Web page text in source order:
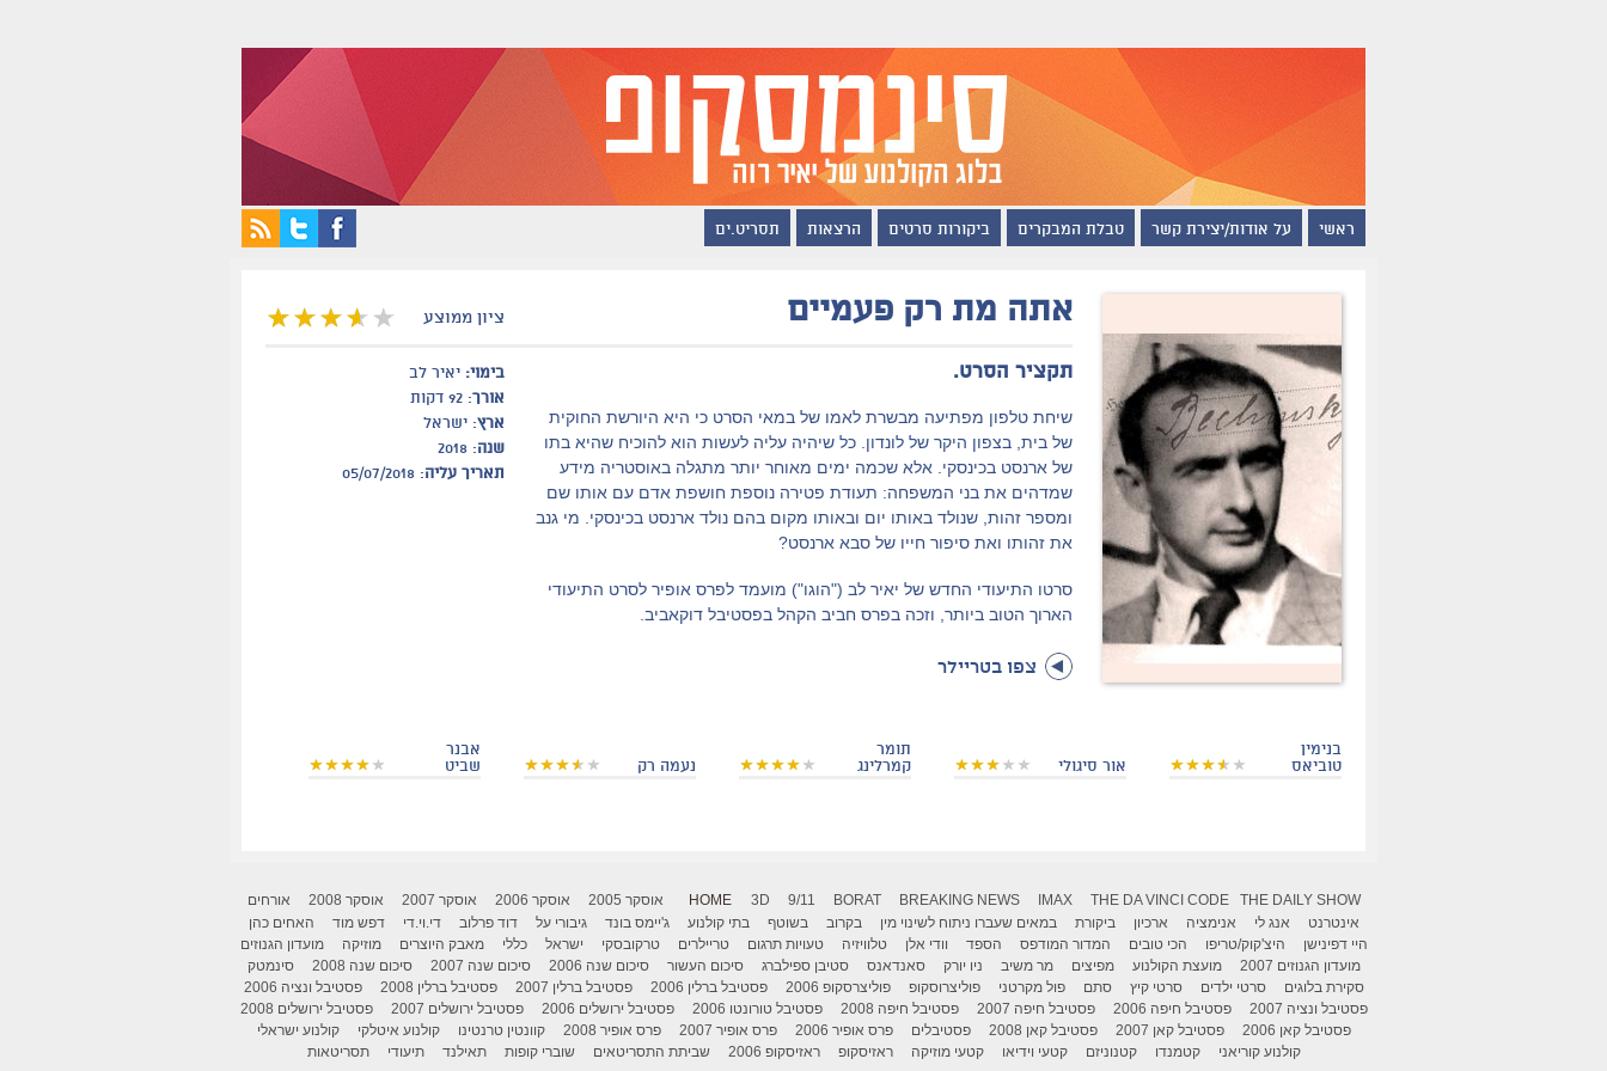
ראשי על אודות/יצירת קשר טבלת המבקרים ביקורות סרטים הרצאות תסריט.ים
ציון ממוצע אתה מת רק פעמיים
בימוי: יאיר לב
אורך: 92 דקות
ארץ: ישראל
שנה: 2018
תאריך עליה: 05/07/2018
תקציר הסרט.
שיחת טלפון מפתיעה מבשרת לאמו של במאי הסרט כי היא היורשת החוקית
של בית, בצפון היקר של לונדון. כל שיהיה עליה לעשות הוא להוכיח שהיא בתו
של ארנסט בכינסקי. אלא שכמה ימים מאוחר יותר מתגלה באוסטריה מידע
שמדהים את בני המשפחה: תעודת פטירה נוספת חושפת אדם עם אותו שם
ומספר זהות, שנולד באותו יום ובאותו מקום בהם נולד ארנסט בכינסקי. מי גנב
את זהותו ואת סיפור חייו של סבא ארנסט?
סרטו התיעודי החדש של יאיר לב ("הוגו") מועמד לפרס אופיר לסרט התיעודי
הארוך הטוב ביותר, וזכה בפרס חביב הקהל בפסטיבל דוקאביב.
צפו בטריילר
בנימין
טוביאס
אור סיגולי
תומר
קמרלינג
נעמה רק
אבנר
שביט
HOME 3D 9/11 BORAT BREAKING NEWS IMAX THE DA VINCI CODE THE DAILY SHOW אוסקר 2005 אוסקר 2006 אוסקר 2007 אוסקר 2008
אורחים
אינטרנט
אנג לי אנימציה ארכיון ביקורת במאים שעברו ניתוח לשינוי מין בקרוב בשוטף בתי קולנוע ג'יימס בונד גיבורי על דוד פרלוב די.וי.די דפש מוד
האחים כהן
היי דפינישן
היצ'קוק/טריפו הכי טובים המדור המודפס הספד וודי אלן טלוויזיה טעויות תרגום טריילרים טרקובסקי ישראל כללי מאבק היוצרים מוזיקה
מועדון הגנוזים
מועדון הגנוזים 2007
מועצת הקולנוע מפיצים מר משיב ניו יורק סאנדאנס סטיבן ספילברג סיכום העשור סיכום שנה 2006 סיכום שנה 2007 סיכום שנה 2008
סינמטק
סקירת בלוגים
סרטי ילדים סרטי קיץ סתם פול מקרטני פוליצרוסקופ פוליצרסקופ 2006 פסטיבל ברלין 2006 פסטיבל ברלין 2007 פסטיבל ברלין 2008
פסטיבל ונציה 2006
פסטיבל ונציה 2007
פסטיבל חיפה 2006 פסטיבל חיפה 2007 פסטיבל חיפה 2008 פסטיבל טורונטו 2006 פסטיבל ירושלים 2006 פסטיבל ירושלים 2007
פסטיבל ירושלים 2008
פסטיבל קאן 2006
פסטיבל קאן 2007 פסטיבל קאן 2008 פסטיבלים פרס אופיר 2006 פרס אופיר 2007 פרס אופיר 2008 קוונטין טרנטינו קולנוע איטלקי
קולנוע ישראלי
קולנוע קוריאני
קטמנדו קטנוניזם קטעי וידיאו קטעי מוזיקה ראזיסקופ ראזיסקופ 2006 שביתת התסריטאים שוברי קופות תאילנד תיעודי תסריטאות